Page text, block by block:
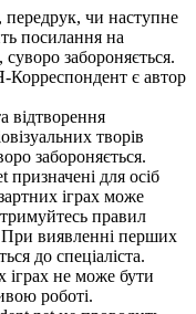
передрук, чи наступне
посилання на
забороняється.
Корреспондент є автор
відтворення
творів
забороняється.
призначені для осіб
іграх може
правил
При виявленні перших
до спеціаліста.
іграх не може бути
роботі.